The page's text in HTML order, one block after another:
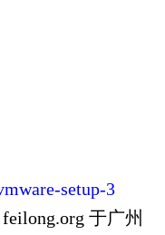
setup-3
于广州